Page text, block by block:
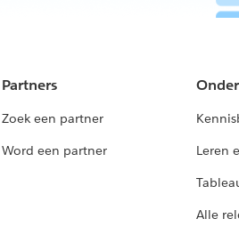
Partners
Zoek een partner
Word een partner
Leren
Alle